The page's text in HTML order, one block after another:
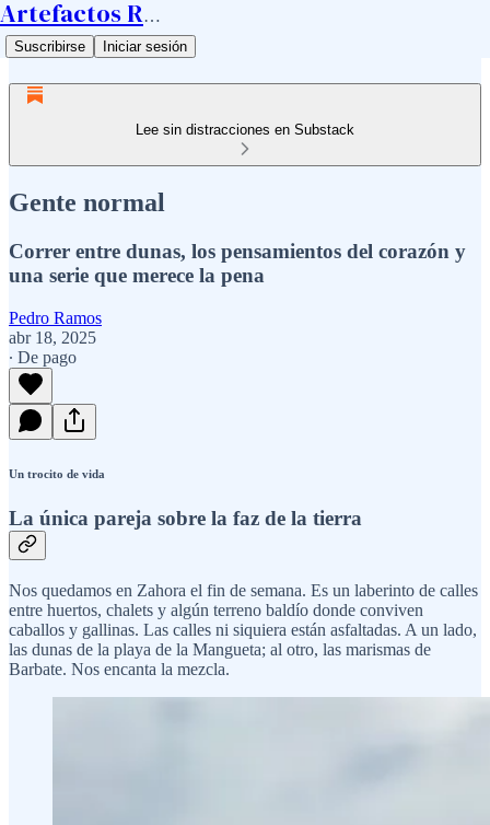
Artefactos Ramos
Suscribirse Iniciar sesión
Lee sin distracciones en Substack
Gente normal
Correr entre dunas, los pensamientos del corazón y
una serie que merece la pena
Pedro Ramos
abr 18, 2025
∙ De pago
Un trocito de vida
La única pareja sobre la faz de la tierra
Nos quedamos en Zahora el fin de semana. Es un laberinto de calles
entre huertos, chalets y algún terreno baldío donde conviven
caballos y gallinas. Las calles ni siquiera están asfaltadas. A un lado,
las dunas de la playa de la Mangueta; al otro, las marismas de
Barbate. Nos encanta la mezcla.